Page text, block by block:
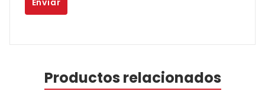
Productos relacionados